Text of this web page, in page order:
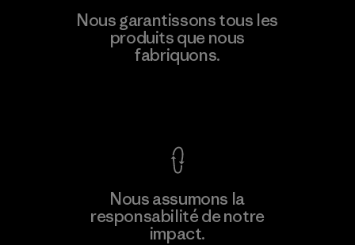
Nous garantissons tous les
produits que nous
fabriquons.
Nous assumons la
responsabilité de notre
impact.